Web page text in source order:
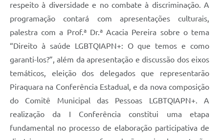
respeito à diversidade e no combate à discriminação. A
programação contará com apresentações culturais,
palestra com a Prof.ª Dr.ª Acacia Pereira sobre o tema
“Direito à saúde LGBTQIAPN+: O que temos e como
garanti-los?”, além da apresentação e discussão dos eixos
temáticos, eleição dos delegados que representarão
Piraquara na Conferência Estadual, e da nova composição
do Comitê Municipal das Pessoas LGBTQIAPN+. A
realização da I Conferência constitui uma etapa
fundamental no processo de elaboração participativa de